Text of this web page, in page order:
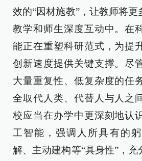
效的“因材施教”，让教师将
教学和师生深度互动中。在
能正在重塑科研范式，为提
创新速度提供关键支撑。尽
大量重复性、低复杂度的任
全取代人类、代替人与人之
校应当在办学中更深刻地认
工智能，强调人所具有的
解、主动建构等“具身性”，